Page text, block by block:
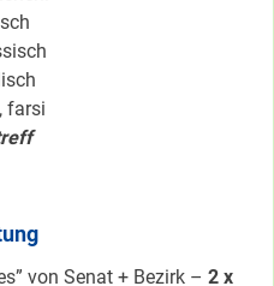
farsi
von Senat + Bezirk – 2 x